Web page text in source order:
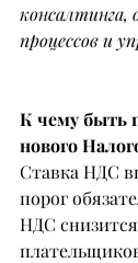
консалтинга,
процессов и
К чему быть
нового
Ставка НДС
порог
НДС